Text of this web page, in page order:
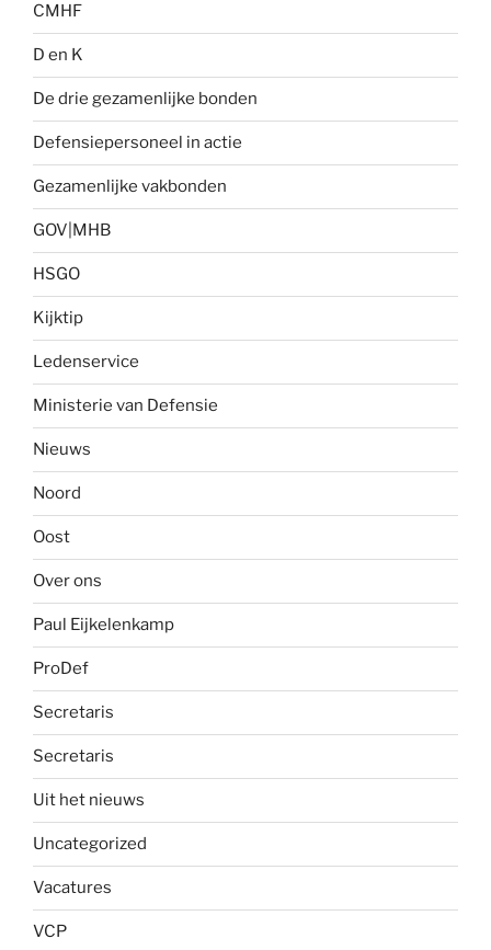
CMHF
D en K
De drie gezamenlijke bonden
Defensiepersoneel in actie
Gezamenlijke vakbonden
GOV|MHB
HSGO
Kijktip
Ledenservice
Ministerie van Defensie
Nieuws
Noord
Oost
Over ons
Paul Eijkelenkamp
ProDef
Secretaris
Secretaris
Uit het nieuws
Uncategorized
Vacatures
VCP